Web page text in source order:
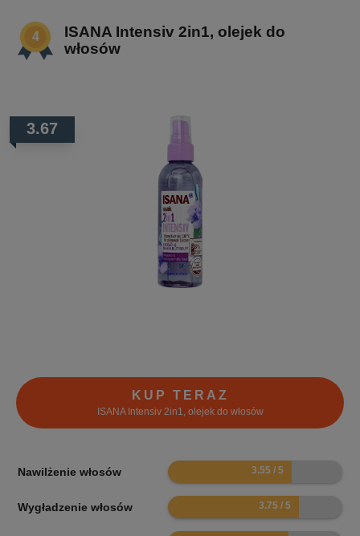
ISANA Intensiv 2in1, olejek do
włosów
3.67
KUP TERAZ
ISANA Intensiv 2in1, olejek do włosów
Nawilżenie włosów 7.1
Wygładzenie włosów 7.5